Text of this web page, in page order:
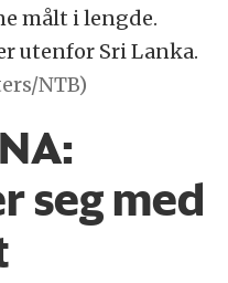
målt i lengde.
utenfor Sri Lanka.
NTB)
seg med